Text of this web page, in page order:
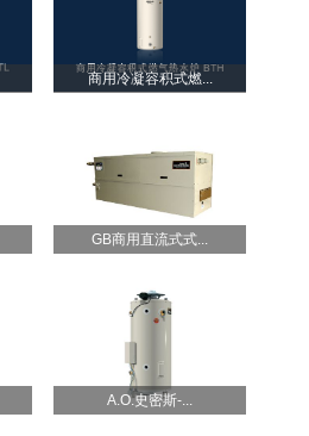
商用冷凝容积式燃...
GB商用直流式式...
A.O.史密斯-...